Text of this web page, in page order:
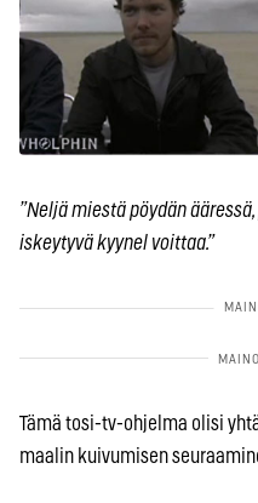
”Neljä miestä pöydän
iskeytyvä kyynel voittaa.”
Tämä tosi-tv-ohjelma olisi
maalin kuivumisen